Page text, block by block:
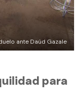
ante Daúd Gazale
para